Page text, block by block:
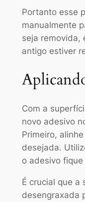
Portanto esse
manualmente
seja removida,
antigo estiver
Com a
novo adesivo
Primeiro,
desejada.
o adesivo
É crucial que a
desengraxada